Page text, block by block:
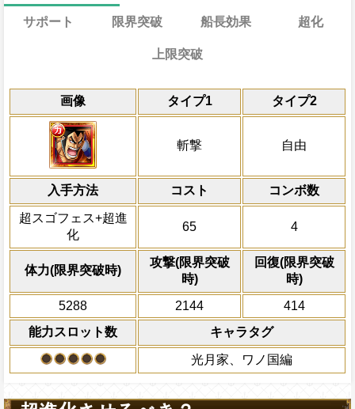
画像 タイプ1 タイプ2
斬撃 自由
入手方法 コスト コンボ数
超スゴフェス+超進
化
65 4
体力(限界突破時)
攻撃(限界突破
時)
回復(限界突破
時)
5288
2144
414
能力スロット数
キャラタグ
光月家、ワノ国編
20→15ターン
限界突破
通常時
2ターンの間一味の
スロットが
とできない)スロットになり、一味の自属
スロットに変換、2ターンの間力属性
キャラのスロットの影響を2.75倍にする
上限突破
敵全体にかかっている特定スロットによ
態を6ターン減らし、3ターンの間一味の
スロットになり、一味の[お邪魔]スロッ
トを[力]スロットに変換、2ターンの間力
タイプキャラのスロットの影響を3倍、力
由タイプキャラの次回の最終のタップ時
させる
共闘性能
船長効果
冒険開始時の必殺タ
キャラの攻撃を
にし、他の属性キャ
ターン数：10
外のダメージを1に
て敵全体に200万ダメ
プレイヤーの一味の
属性スロットに変換
ーンを2短縮する
2ターンの間敵全体の
を30%下げ、自由タ
げる
サポート
効果
最終BATTLE開始時、サポート対象キャ
1短縮しスロットを
スロットに変換す
錦えもん カン十郎 雷ぞう お菊 酒天丸 イ
ムシ 河松 傳ジロー モモの助 日和 ロジャ
限界突破
力
習得する効果
自分以外の斬撃と自由タイプキャラ
分の必殺ターンが1短縮される
一味は[力]も有利スロット扱いになる
PEFECTならば70%の確率でダメー
自分の通常攻撃は全てのバリアを貫
スロット封じを完全に回復する
船長効果
通常時
一味の攻撃を4.5倍、体力を1.5倍、[和]ス
る一味の攻撃が約5倍、一味の
[技]
ット(攻撃を2.5倍にするスロットであり
Lv上限突破
冒険開始時
を1短縮し、一味の攻撃を5.5倍、体力を
トが出ている一味の攻撃が約6倍、一味の
スロットになり、このキャラが[和]
タップした時、一味にかかっている基礎
さらに+750上昇させる
超化
効果
1ターンの間上段キャラの基礎攻撃力が
スロットに変換し、(お[邪魔]
性を超力属性に属性超化させる
発動条件
一味に錦えもん、カン十郎、雷ぞう、お
アラシ、ネコマムシ、河松、 傳ジロー、
ロジャー、白ひげがいる時(サポートは除
上限突破
レベル上限突破
Lv1
最大Lv.105
最大Lv.110
船長効果：冒険開始時力属性・斬
ャラの必殺ターンを1短縮し、一味
約6倍、一味の
スロットが
り、このキャラが[和]スロットの状
時、一味にかかっている基礎攻撃
に+750上昇させる
必殺技：敵全体にかかっている特
ダメージ軽減状態を6ターン減らし
スロットが[和]
魔]スロットと自属性スロットを[力]
換、2ターンの間 力属性・斬撃・自
プキャラの次回の最終のタップ時